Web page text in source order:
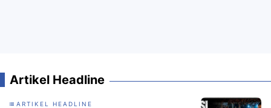
Artikel Headline
ARTIKEL HEADLINE